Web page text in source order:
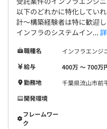
以下のどれかに特化してい
計〜構築経験者は特に歓迎
インフラのシステムイン...
職種名
インフラエンジ
給与
400万 〜 700万
勤務地
千葉県流山市前
開発環境
フレームワー
ク